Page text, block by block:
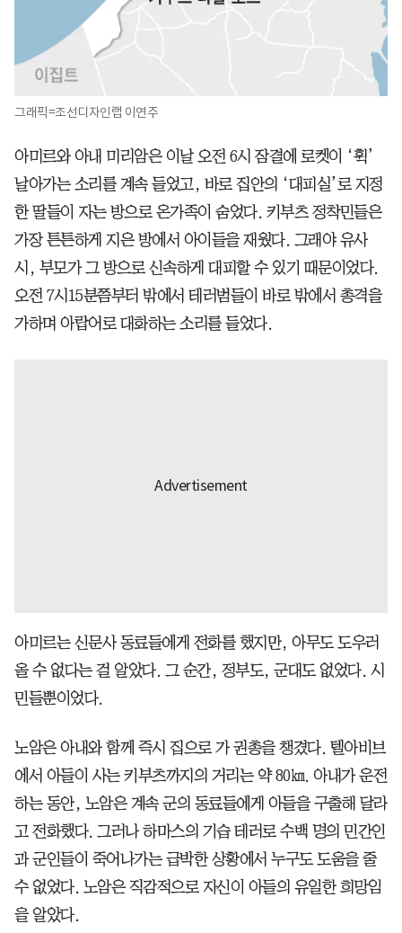
그래픽=조선디자인랩 이연주
아미르와 아내 미리암은 이날 오전 6시 잠결에 로켓이 ‘휙’
날아가는 소리를 계속 들었고, 바로 집안의 ‘대피실’로 지정
한 딸들이 자는 방으로 온가족이 숨었다. 키부츠 정착민들은
가장 튼튼하게 지은 방에서 아이들을 재웠다. 그래야 유사
시, 부모가 그 방으로 신속하게 대피할 수 있기 때문이었다.
오전 7시15분쯤부터 밖에서 테러범들이 바로 밖에서 총격을
가하며 아랍어로 대화하는 소리를 들었다.
아미르는 신문사 동료들에게 전화를 했지만, 아무도 도우러
올 수 없다는 걸 알았다. 그 순간, 정부도, 군대도 없었다. 시
민들뿐이었다.
노암은 아내와 함께 즉시 집으로 가 권총을 챙겼다. 텔아비브
에서 아들이 사는 키부츠까지의 거리는 약 80㎞. 아내가 운전
하는 동안, 노암은 계속 군의 동료들에게 아들을 구출해 달라
고 전화했다. 그러나 하마스의 기습 테러로 수백 명의 민간인
과 군인들이 죽어나가는 급박한 상황에서 누구도 도움을 줄
수 없었다. 노암은 직감적으로 자신이 아들의 유일한 희망임
을 알았다.